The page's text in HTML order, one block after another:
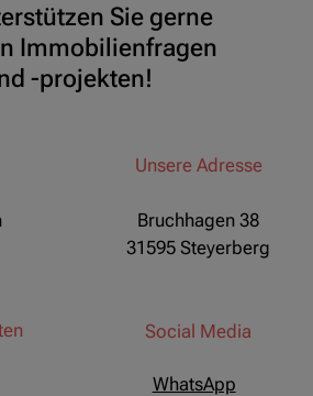
Sie gerne
Immobilienfragen
-projekten!
Unsere Adresse
Bruchhagen 38
31595 Steyerberg
Social Media
WhatsApp